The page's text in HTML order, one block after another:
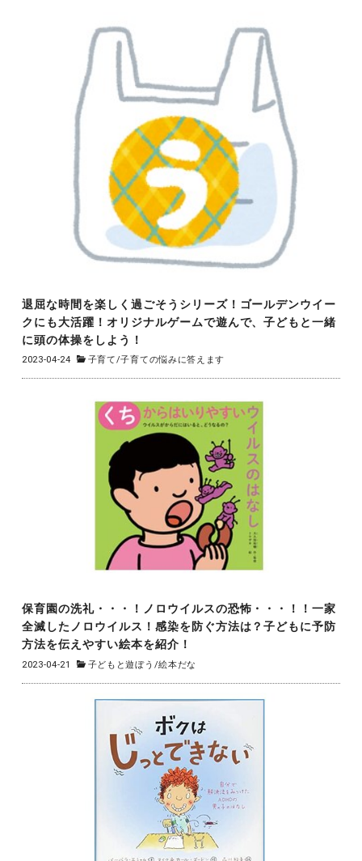
退屈な時間を楽しく過ごそうシリーズ！ゴールデンウイー
クにも大活躍！オリジナルゲームで遊んで、子どもと一緒
に頭の体操をしよう！
2023-04-24 子育て/子育ての悩みに答えます
保育園の洗礼・・・！ノロウイルスの恐怖・・・！！一家
全滅したノロウイルス！感染を防ぐ方法は？子どもに予防
方法を伝えやすい絵本を紹介！
2023-04-21 子どもと遊ぼう /絵本だな